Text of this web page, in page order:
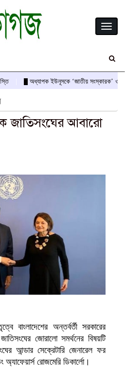
অধ্যাপক ইউনূসকে ‘জাতীয় সংস্কারক’ ও
জাতিসংঘের আবারো
বাংলাদেশের অন্তর্বর্তী সরকারের
জোরালো সমর্থনের বিষয়টি
আন্ডার সেক্রেটারি জেনারেল ফর
অ্যাফেয়ার্স রোজমেরি ডিকার্লো।